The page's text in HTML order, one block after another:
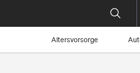
Altersvorsorge